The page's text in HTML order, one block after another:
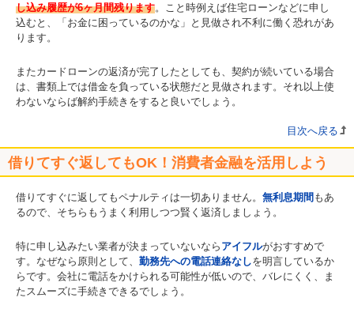
し込み履歴が6ヶ月間残ります。こと時例えば住宅ローンなどに申し
込むと、「お金に困っているのかな」と見做され不利に働く恐れがあ
ります。
またカードローンの返済が完了したとしても、契約が続いている場合
は、書類上では借金を負っている状態だと見做されます。それ以上使
わないならば解約手続きをすると良いでしょう。
目次へ戻る
借りてすぐ返してもOK！消費者金融を活用しよう
借りてすぐに返してもペナルティは一切ありません。 無利息期間 もあ
るので、そちらもうまく利用しつつ賢く返済しましょう。
特に申し込みたい業者が決まっていないなら アイフルがおすすめで
す。なぜなら原則として、 勤務先への電話連絡なしを明言しているか
らです。会社に電話をかけられる可能性が低いので、バレにくく、ま
たスムーズに手続きできるでしょう。